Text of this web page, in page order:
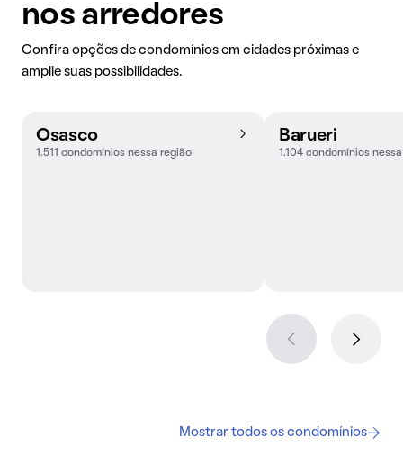
nos arredores
Confira opções de condomínios em cidades próximas e
amplie suas possibilidades.
Osasco
1.511 condomínios nessa região
Barueri
1.104 condomínios
Mostrar todos os condomínios